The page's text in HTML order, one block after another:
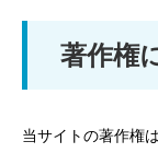
著作権
当サイトの著作権